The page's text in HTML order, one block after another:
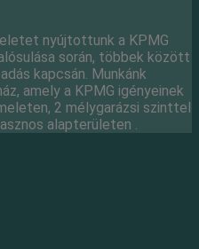
nyújtottunk a KPMG
során, többek között
kapcsán. Munkánk
amely a KPMG igényeinek
2 mélygarázsi szinttel
alapterületen .